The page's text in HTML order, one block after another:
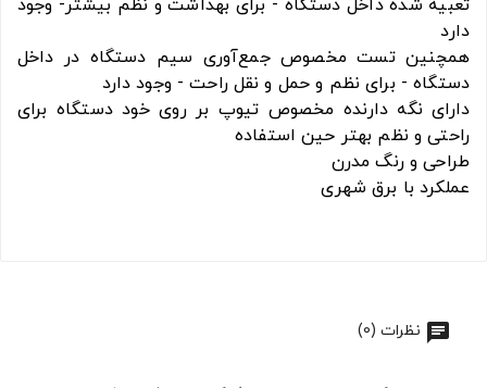
تعبیه شده داخل دستگاه - برای بهداشت و نظم بیشتر- وجود
دارد
همچنین تست مخصوص جمع‌آوری سیم دستگاه در داخل
دستگاه - برای نظم و حمل و نقل راحت - وجود دارد
دارای نگه دارنده مخصوص تیوپ بر روی خود دستگاه برای
راحتی و نظم بهتر حین استفاده
طراحی و رنگ مدرن
عملکرد با برق شهری
نظرات (0)